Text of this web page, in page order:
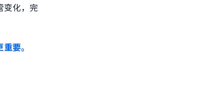
变化，完
要。